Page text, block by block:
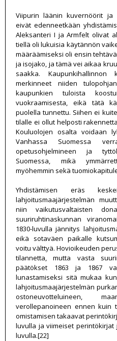
Viipurin läänin kuvernöörit ja
eivät edenneetkään
Aleksanteri I ja Armfelt olivat
tiellä oli lukuisia käytännön
määräämiseksi oli ensin
ja isojako, ja tämä vei aikaa
saakka. Kaupunkihallinnon
merkinneet niiden
kaupunkien tuloista
vuokraamisesta, eikä tätä
puolella tunnettu. Siihen ei
tilalle ei ollut helposti
Kouluolojen osalta voidaan
Vanhassa Suomessa
opetusohjelmineen ja
Suomessa, mikä
myöhemmin sekä
Yhdistämisen eräs
lahjoitusmaajärjestelmän
niin vaikutusvaltaisten
suuriruhtinaskunnan
1830-luvulla jännitys
eikä sotaväen paikalle
voitu välttyä. Hovioikeuden
tilannetta, mutta vasta
päätökset 1863 ja 1867
lunastamiseksi sitä mukaa
lahjoitusmaajärjestelmän
ostoneuvotteluineen,
verollepanoineen ennen kuin
omistamisen takaavat
luvulla ja viimeiset
luvulla.[22]